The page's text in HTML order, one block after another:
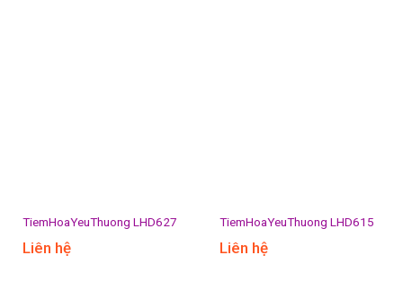
TiemHoaYeuThuong LHD627
Liên hệ
TiemHoaYeuThuong LHD615
Liên hệ